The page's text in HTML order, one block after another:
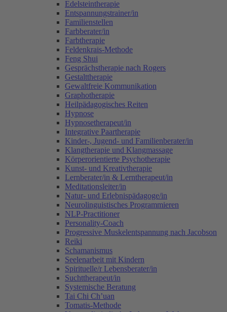
Edelsteintherapie
Entspannungstrainer/in
Familienstellen
Farbberater/in
Farbtherapie
Feldenkrais-Methode
Feng Shui
Gesprächstherapie nach Rogers
Gestalttherapie
Gewaltfreie Kommunikation
Graphotherapie
Heilpädagogisches Reiten
Hypnose
Hypnosetherapeut/in
Integrative Paartherapie
Kinder-, Jugend- und Familienberater/in
Klangtherapie und Klangmassage
Körperorientierte Psychotherapie
Kunst- und Kreativtherapie
Lernberater/in & Lerntherapeut/in
Meditationsleiter/in
Natur- und Erlebnispädagoge/in
Neurolinguistisches Programmieren
NLP-Practitioner
Personality-Coach
Progressive Muskelentspannung nach Jacobson
Reiki
Schamanismus
Seelenarbeit mit Kindern
Spirituelle/r Lebensberater/in
Suchttherapeut/in
Systemische Beratung
Tai Chi Ch’uan
Tomatis-Methode